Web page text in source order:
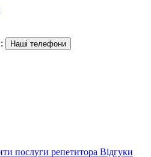
Наші телефони
послуги репетитора Відгуки